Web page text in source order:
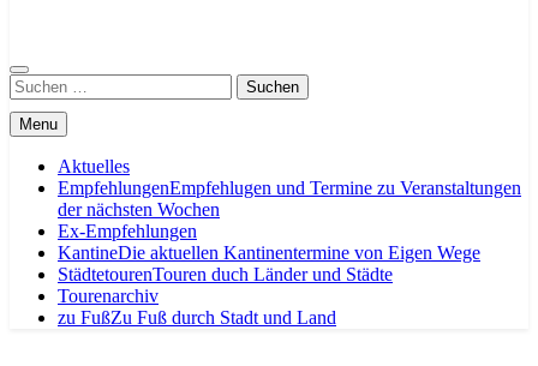
Suche
nach:
Menu
Aktuelles
EmpfehlungenEmpfehlugen und Termine zu Veranstaltungen
der nächsten Wochen
Ex-Empfehlungen
KantineDie aktuellen Kantinentermine von Eigen Wege
StädtetourenTouren duch Länder und Städte
Tourenarchiv
zu FußZu Fuß durch Stadt und Land